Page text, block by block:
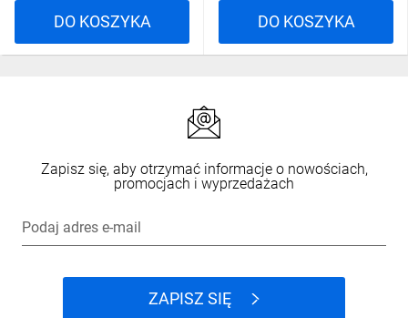
DO KOSZYKA DO KOSZYKA
Zapisz się, aby otrzymać informacje o nowościach,
promocjach i wyprzedażach
Podaj adres e-mail
ZAPISZ SIĘ